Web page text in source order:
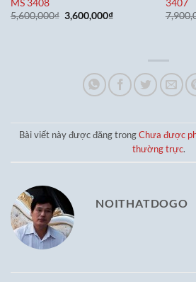
MS 3408
5,600,000₫ Giá
gốc
3,600,000₫Giá
3407
Bài viết này được đăng trongChưa được
thường trực.
NOITHATDOGO